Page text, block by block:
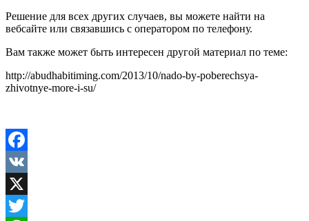
Решение для всех других случаев, вы можете найти на
вебсайте или связавшись с оператором по телефону.
Вам также может быть интересен другой материал по теме:
http://abudhabitiming.com/2013/10/nado-by-poberechsya-
zhivotnye-more-i-su/
Facebook
VK
X